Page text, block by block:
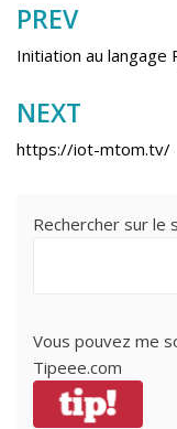
Navigation
de
l’article
PREV
Initiation au langage
NEXT
https://iot-mtom.tv/
Rechercher sur le
Vous pouvez me
Tipeee.com